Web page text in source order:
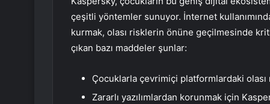
çeşitli yöntemler sunuyor. İnternet
kurmak, olası risklerin önüne geçilmesinde
çıkan bazı maddeler şunlar:
Çocuklarla çevrimiçi platformlardaki
Zararlı yazılımlardan korunmak için